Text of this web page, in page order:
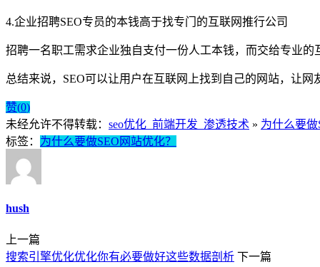
4.企业招聘SEO专员的本钱高于找专门的互联网推行公司
招聘一名职工需求企业独自支付一份人工本钱，而交给专业
总结来说，SEO可以让用户在互联网上找到自己的网站，让
赞(0)
未经允许不得转载： seo优化_前端开发_渗透技术 » 为什么要
标签： 为什么要做SEO网站优化？
hush
上一篇
搜索引擎优化优化你有必要做好这些数据剖析 下一篇